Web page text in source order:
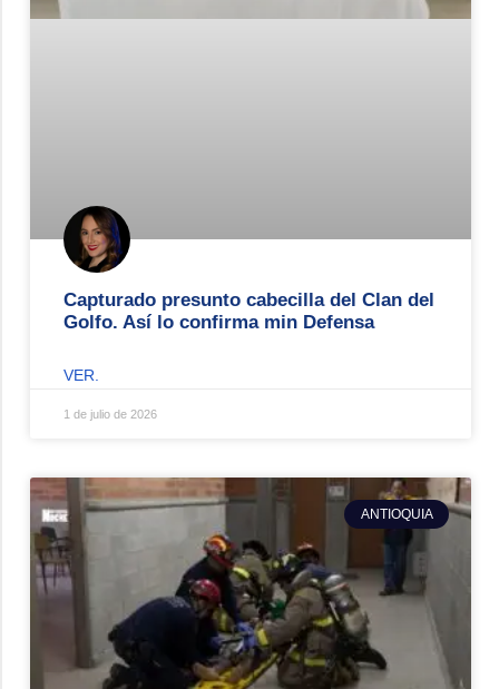
Capturado presunto cabecilla del Clan del
Golfo. Así lo confirma min Defensa
VER.
1 de julio de 2026
ANTIOQUIA